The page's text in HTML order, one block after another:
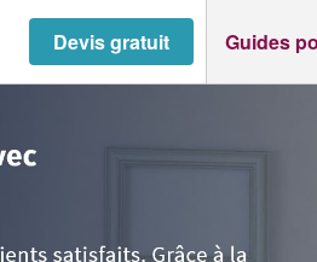
Devis gratuit Guides